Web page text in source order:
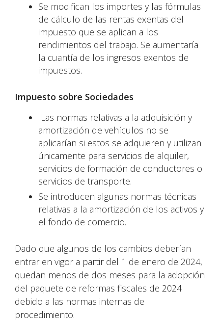
Se modifican los importes y las fórmulas
de cálculo de las rentas exentas del
impuesto que se aplican a los
rendimientos del trabajo. Se aumentaría
la cuantía de los ingresos exentos de
impuestos.
Impuesto sobre Sociedades
Las normas relativas a la adquisición y
amortización de vehículos no se
aplicarían si estos se adquieren y utilizan
únicamente para servicios de alquiler,
servicios de formación de conductores o
servicios de transporte.
Se introducen algunas normas técnicas
relativas a la amortización de los activos y
el fondo de comercio.
Dado que algunos de los cambios deberían
entrar en vigor a partir del 1 de enero de 2024,
quedan menos de dos meses para la adopción
del paquete de reformas fiscales de 2024
debido a las normas internas de
procedimiento.